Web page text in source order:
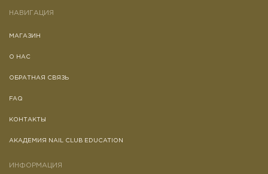
НАВИГАЦИЯ
МАГАЗИН
О НАС
ОБРАТНАЯ СВЯЗЬ
FAQ
КОНТАКТЫ
АКАДЕМИЯ NAIL CLUB EDUCATION
ИНФОРМАЦИЯ